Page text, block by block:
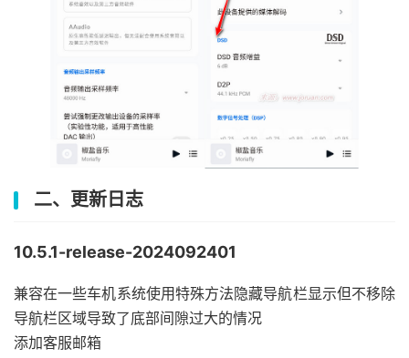
二、更新日志
10.5.1-release-2024092401
兼容在一些车机系统使用特殊方法隐藏导航栏显示但不移除
导航栏区域导致了底部间隙过大的情况
添加客服邮箱